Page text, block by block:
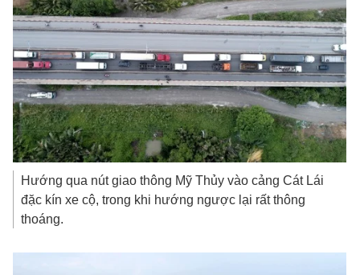
Hướng qua nút giao thông Mỹ Thủy vào cảng Cát Lái
đặc kín xe cộ, trong khi hướng ngược lại rất thông
thoáng.